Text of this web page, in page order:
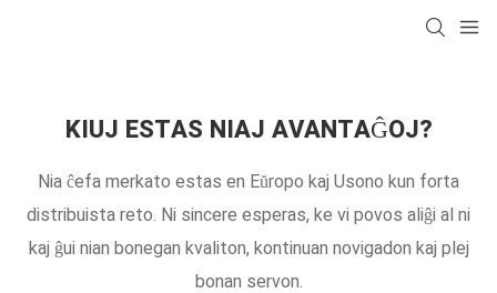
KIUJ ESTAS NIAJ AVANTAĜOJ?
Nia ĉefa merkato estas en Eŭropo kaj Usono kun forta
distribuista reto. Ni sincere esperas, ke vi povos aliĝi al ni
kaj ĝui nian bonegan kvaliton, kontinuan novigadon kaj plej
bonan servon.